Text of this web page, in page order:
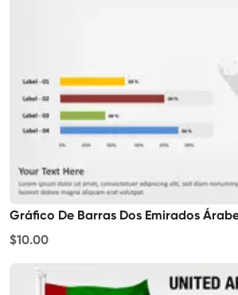
Gráfico De Barras Dos Emirados
$10.00